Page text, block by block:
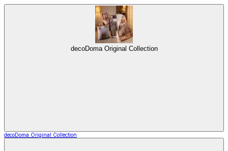
decoDoma Original Collection
decoDoma Original Collection